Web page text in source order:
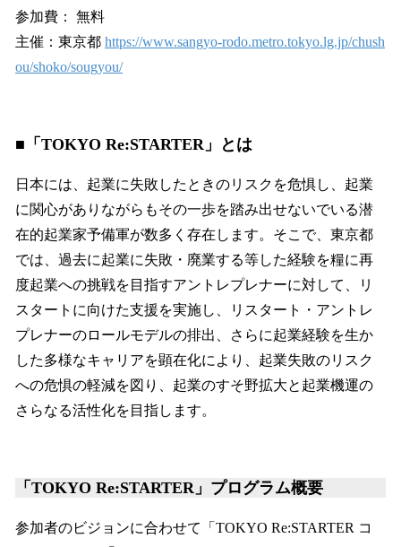
参加費： 無料
主催：東京都 https://www.sangyo-rodo.metro.tokyo.lg.jp/chush
ou/shoko/sougyou/
■「TOKYO Re:STARTER」とは
日本には、起業に失敗したときのリスクを危惧し、起業
に関心がありながらもその一歩を踏み出せないでいる潜
在的起業家予備軍が数多く存在します。そこで、東京都
では、過去に起業に失敗・廃業する等した経験を糧に再
度起業への挑戦を目指すアントレプレナーに対して、リ
スタートに向けた支援を実施し、リスタート・アントレ
プレナーのロールモデルの排出、さらに起業経験を生か
した多様なキャリアを顕在化により、起業失敗のリスク
への危惧の軽減を図り、起業のすそ野拡大と起業機運の
さらなる活性化を目指します。
「TOKYO Re:STARTER」プログラム概要
参加者のビジョンに合わせて「TOKYO Re:STARTER コ